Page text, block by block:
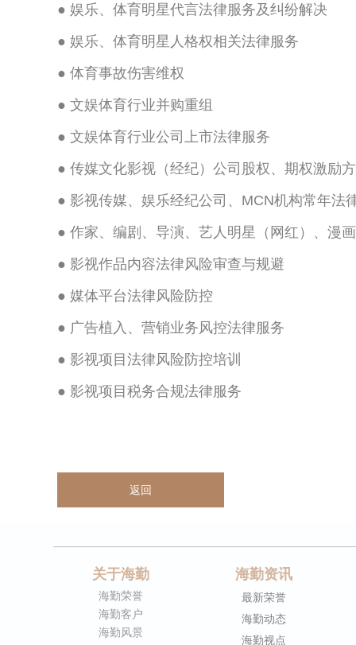
● 娱乐、体育明星代言法律服务及纠纷解决
● 娱乐、体育明星人格权相关法律服务
● 体育事故伤害维权
● 文娱体育行业并购重组
● 文娱体育行业公司上市法律服务
● 传媒文化影视（经纪）公司股权、期权激励
● 影视传媒、娱乐经纪公司、MCN机构常年法
● 作家、编剧、导演、艺人明星（网红）、漫
● 影视作品内容法律风险审查与规避
● 媒体平台法律风险防控
● 广告植入、营销业务风控法律服务
● 影视项目法律风险防控培训
● 影视项目税务合规法律服务
返回
关于海勤
海勤荣誉
海勤客户
海勤风景
海勤资讯
最新荣誉
海勤动态
海勤视点